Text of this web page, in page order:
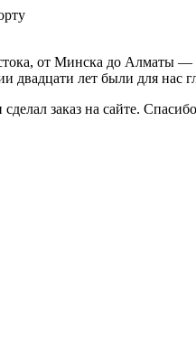
от Минска до Алматы
лет были для нас
заказ на сайте.